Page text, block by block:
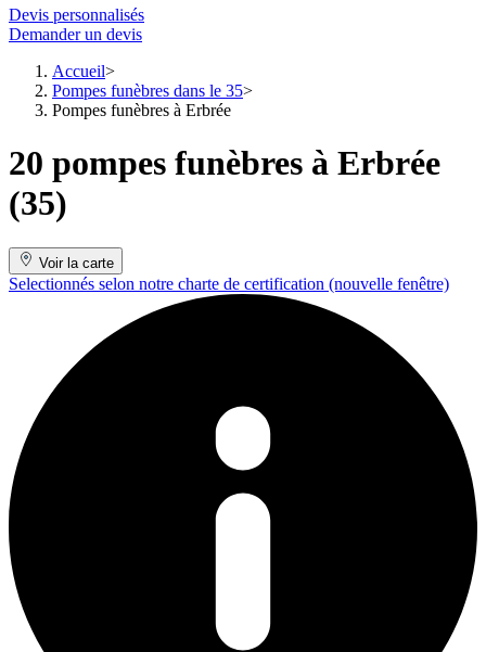
Devis personnalisés
Demander un devis
Accueil
Pompes funèbres dans le 35
Pompes funèbres à Erbrée
20 pompes funèbres à Erbrée
(35)
Voir la carte
Selectionnés selon notre charte de certification (nouvelle fenêtre)